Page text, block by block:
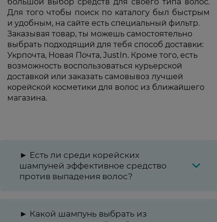
Для того чтобы поиск по каталогу был быстрым
и удобным, на сайте есть специальный фильтр.
Заказывая товар, ты можешь самостоятельно
выбрать подходящий для тебя способ доставки:
Укрпочта, Новая Почта, JustIn. Кроме того, есть
возможность воспользоваться курьерской
доставкой или заказать самовывоз лучшей
корейской косметики для волос из ближайшего
магазина.
► Есть ли среди корейских
шампуней эффективное средство
против выпадения волос?
► Какой шампунь выбрать из